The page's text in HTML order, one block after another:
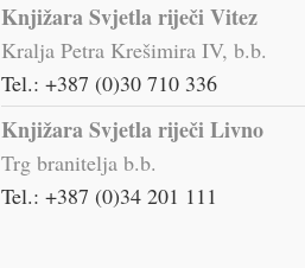
Knjižara Svjetla riječi Vitez
Kralja Petra Krešimira IV, b.b.
Tel.: +387 (0)30 710 336
Knjižara Svjetla riječi Livno
Trg branitelja b.b.
Tel.: +387 (0)34 201 111